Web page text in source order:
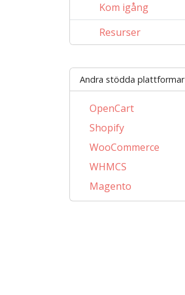
Kom igång
Resurser
Andra stödda plattformar
OpenCart
Shopify
WooCommerce
WHMCS
Magento
PrestaShop